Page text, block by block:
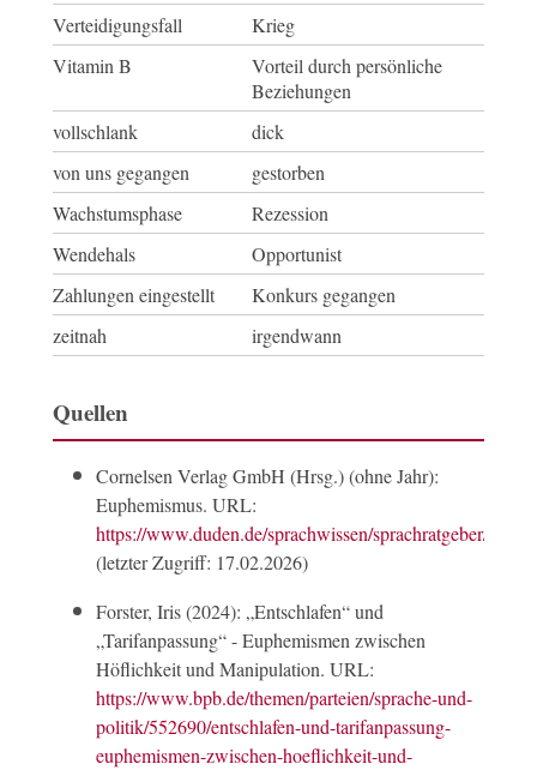
Verteidigungsfall
Krieg
Vitamin B
Vorteil durch persönliche
Beziehungen
vollschlank
dick
von uns gegangen
gestorben
Wachstumsphase
Rezession
Wendehals
Opportunist
Zahlungen eingestellt
Konkurs gegangen
zeitnah
irgendwann
Quellen
Cornelsen Verlag GmbH (Hrsg.) (ohne Jahr):
Euphemismus. URL:
https://www.duden.de/sprachwissen/sprachratgeber/
(letzter Zugriff: 17.02.2026)
Forster, Iris (2024): „Entschlafen“ und
„Tarifanpassung“ - Euphemismen zwischen
Höflichkeit und Manipulation. URL:
https://www.bpb.de/themen/parteien/sprache-und-
politik/552690/entschlafen-und-tarifanpassung-
euphemismen-zwischen-hoeflichkeit-und-